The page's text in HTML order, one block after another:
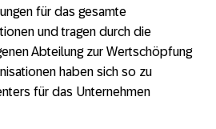
für das gesamte
und tragen durch die
Abteilung zur Wertschöpfung
haben sich so zu
für das Unternehmen